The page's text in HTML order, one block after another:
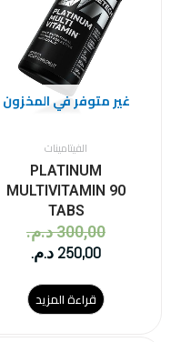
غير متوفر في المخزون
الفيتامينات
PLATINUM
MULTIVITAMIN 90
TABS
300,00د.م.
250,00 د.م.
قراءة المزيد